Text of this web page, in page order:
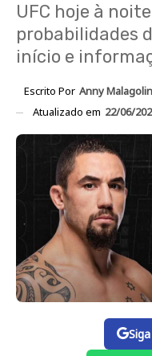
UFC hoje à
probabilidades
início e
Escrito Por Anny
Atualizado em 22/06/